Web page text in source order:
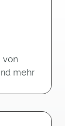
von
mehr